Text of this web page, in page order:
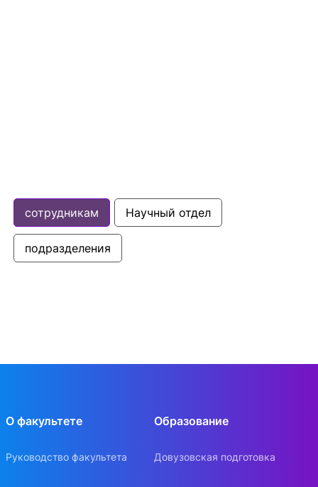
сотрудникам Научный отдел
подразделения
О факультете
Руководство факультета
Образование
Довузовская подготовка